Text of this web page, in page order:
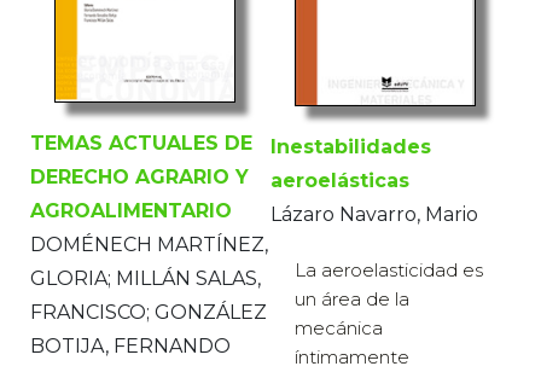
TEMAS ACTUALES DE
DERECHO AGRARIO Y
AGROALIMENTARIO
DOMÉNECH MARTÍNEZ,
GLORIA; MILLÁN SALAS,
FRANCISCO; GONZÁLEZ
BOTIJA, FERNANDO
Inestabilidades
aeroelásticas
Lázaro Navarro, Mario
La aeroelasticidad es
un área de la
mecánica
íntimamente